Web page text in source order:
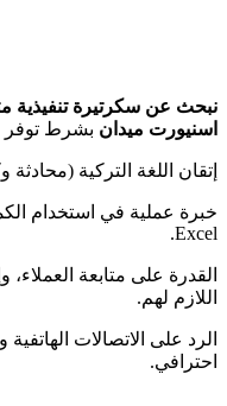
نبحث عن سكرتيرة تنفيذية
اسنيورت ميدان بشرط توفر
إتقان اللغة التركية (محادثة
Excel.
القدرة على متابعة العملاء،
اللازم لهم.
الرد على الاتصالات
احترافي.